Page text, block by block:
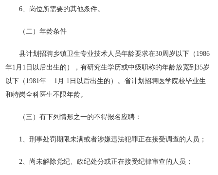
6、岗位所需要的其他条件。
（二）年龄条件
县计划招聘乡镇卫生专业技术人员年龄要求在30周岁以下（1986
年1月1日以后出生的），有研究生学历或中级职称的年龄放宽到35岁
以下（1981年 1月 1日以后出生的）。省计划招聘医学院校毕业生
和特岗全科医生不限年龄。
（三）有下列情形之一的不得报名应聘：
1、刑事处罚期限未满或者涉嫌违法犯罪正在接受调查的人员；
2、尚未解除党纪、政纪处分或正在接受纪律审查的人员；